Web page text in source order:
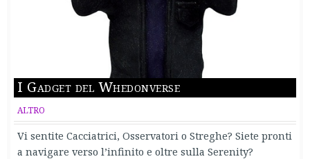
I Gadget del Whedonverse
ALTRO
Vi sentite Cacciatrici, Osservatori o Streghe? Siete pronti
a navigare verso l’infinito e oltre sulla Serenity?